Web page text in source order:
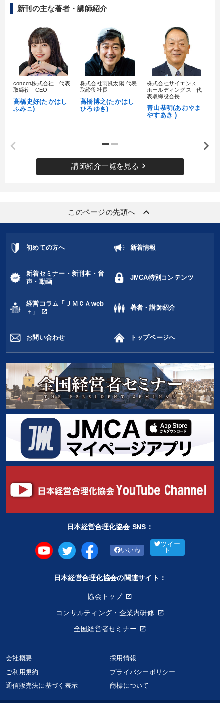
新刊の主な著者・講師紹介
concon株式会社 代表
取締役 CEO
髙橋史好(たかはし
ふみこ)
株式会社雨風太陽 代表
取締役社長
高橋博之(たかはし
ひろゆき)
株式会社サイエンス
ホールディングス 代
表取締役会長
青山恭明(あおやま
やすあき )
講師紹介一覧を見る keyboard_arrow_right
このページの先頭へ keyboard_arrow_up
初めての方へ 新着情報
新着セミナー・新刊本・音
声・動画
JMCA特別コンテンツ
経営コラム「ＪＭＣＡweb
＋」
open_in_new
著者・講師紹介
お問い合わせ トップページへ
日本経営合理化協会 SNS：
いいね
ツイー
ト
日本経営合理化協会の関連サイト：
協会トップ
コンサルティング・企業内研修
全国経営者セミナー
会社概要
採用情報
ご利用規約
プライバシーポリシー
通信販売法に基づく表示
商標について